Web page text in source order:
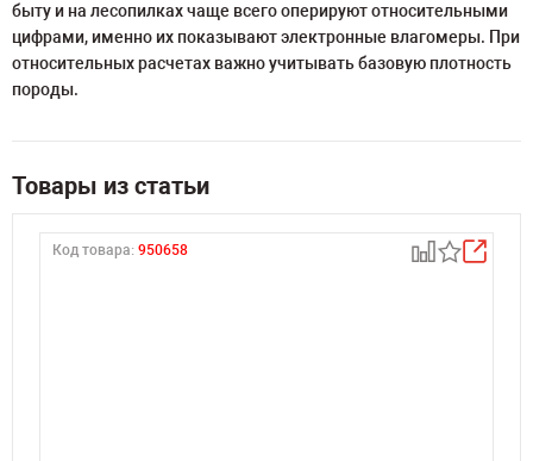
быту и на лесопилках чаще всего оперируют относительными
цифрами, именно их показывают электронные влагомеры. При
относительных расчетах важно учитывать базовую плотность
породы.
Товары из статьи
Код товара: 950658